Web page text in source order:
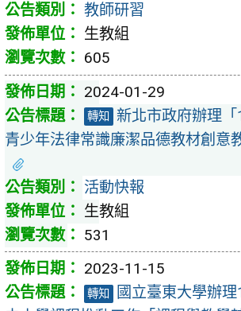
教師研習
生教組
605
2024-01-29
轉知
新北市政府辦理
青少年法律常識廉潔品德教材創意
活動快報
生教組
531
2023-11-15
轉知
國立臺東大學辦